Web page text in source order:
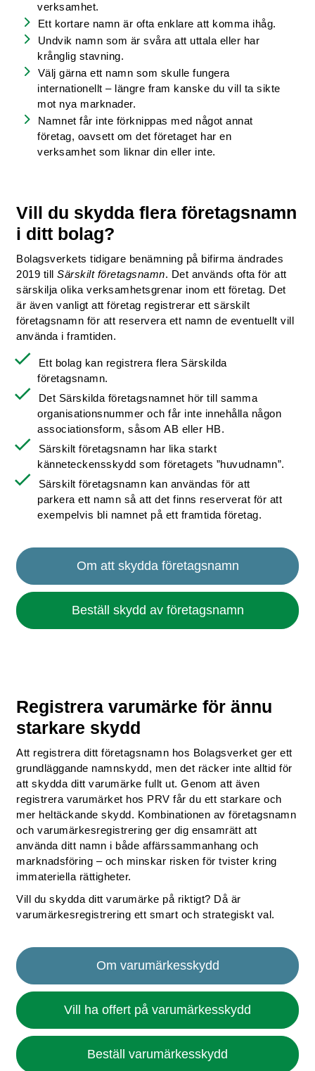
verksamhet.
Ett kortare namn är ofta enklare att komma ihåg.
Undvik namn som är svåra att uttala eller har
krånglig stavning.
Välj gärna ett namn som skulle fungera
internationellt – längre fram kanske du vill ta sikte
mot nya marknader.
Namnet får inte förknippas med något annat
företag, oavsett om det företaget har en
verksamhet som liknar din eller inte.
Vill du skydda flera företagsnamn
i ditt bolag?
Bolagsverkets tidigare benämning på bifirma ändrades
2019 tillSärskilt företagsnamn. Det används ofta för att
särskilja olika verksamhetsgrenar inom ett företag. Det
är även vanligt att företag registrerar ett särskilt
företagsnamn för att reservera ett namn de eventuellt vill
använda i framtiden.
Ett bolag kan registrera flera Särskilda
företagsnamn.
Det Särskilda företagsnamnet hör till samma
organisationsnummer och får inte innehålla någon
associationsform, såsom AB eller HB.
Särskilt företagsnamn har lika starkt
känneteckensskydd som företagets ”huvudnamn”.
Särskilt företagsnamn kan användas för att
parkera ett namn så att det finns reserverat för att
exempelvis bli namnet på ett framtida företag.
Om att skydda företagsnamn
Beställ skydd av företagsnamn
Registrera varumärke för ännu
starkare skydd
Att registrera ditt företagsnamn hos Bolagsverket ger ett
grundläggande namnskydd, men det räcker inte alltid för
att skydda ditt varumärke fullt ut. Genom att även
registrera varumärket hos PRV får du ett starkare och
mer heltäckande skydd. Kombinationen av företagsnamn
och varumärkesregistrering ger dig ensamrätt att
använda ditt namn i både affärssammanhang och
marknadsföring – och minskar risken för tvister kring
immateriella rättigheter.
Vill du skydda ditt varumärke på riktigt? Då är
varumärkesregistrering ett smart och strategiskt val.
Om varumärkesskydd
Vill ha offert på varumärkesskydd
Beställ varumärkesskydd